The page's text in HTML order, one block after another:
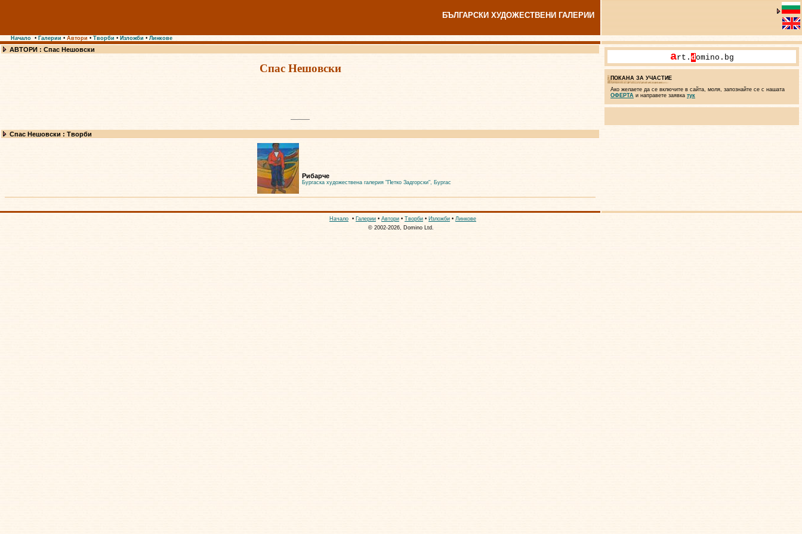
БЪЛГАРСКИ ХУДОЖЕСТВЕНИ ГАЛЕРИИ
Начало • Галерии • Автори • Творби • Изложби • Линкове
АВТОРИ : Спас Нешовски
Спас Нешовски
Спас Нешовски : Творби
Рибарче
Бургаска художествена галерия "Петко Задгорски", Бургас
art. domino.bg
ПОКАНА ЗА УЧАСТИЕ
Ако желаете да се включите в сайта, моля, запознайте се с нашата
ОФЕРТА и направете заявка тук
Начало • Галерии • Автори • Творби • Изложби • Линкове
© 2002-2026, Domino Ltd.